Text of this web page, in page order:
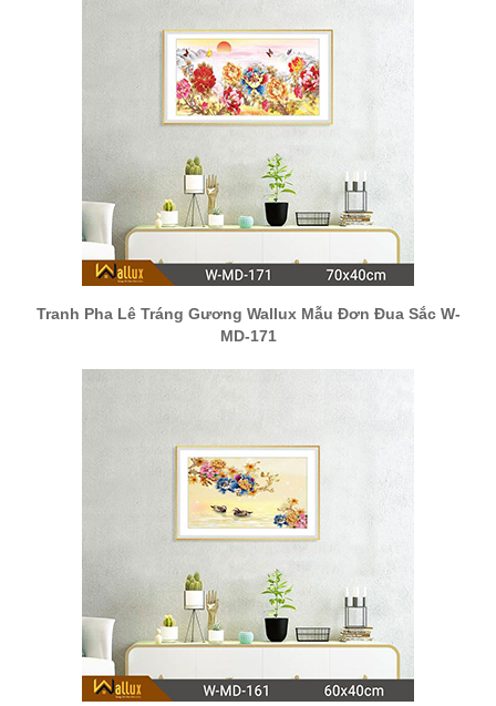
Tranh Pha Lê Tráng Gương Wallux Mẫu Đơn Đua Sắc W-
MD-171